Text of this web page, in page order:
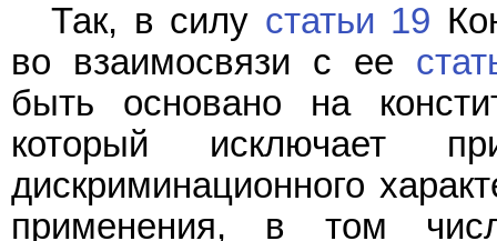
Так, в силу статьи 19
во взаимосвязи с ее
быть основано на
который исключает
дискриминационного
применения, в том